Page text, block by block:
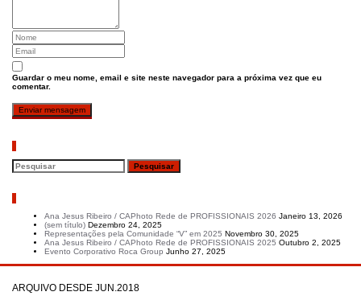
Guardar o meu nome, email e site neste navegador para a próxima vez que eu
comentar.
Ana Jesus Ribeiro / CAPhoto Rede de PROFISSIONAIS 2026 Janeiro 13, 2026
(sem título) Dezembro 24, 2025
Representações pela Comunidade “V” em 2025 Novembro 30, 2025
Ana Jesus Ribeiro / CAPhoto Rede de PROFISSIONAIS 2025 Outubro 2, 2025
Evento Corporativo Roca Group Junho 27, 2025
ARQUIVO DESDE JUN.2018